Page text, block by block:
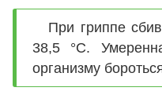
При гриппе
38,5 °C.
организму